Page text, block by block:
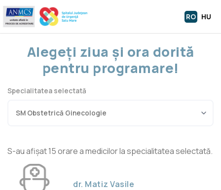
RO HU
Alegeți ziua și ora dorită
pentru programare!
Specialitatea selectată
S-au afișat 15 orare a medicilor la specialitatea selectată.
dr. Matiz Vasile